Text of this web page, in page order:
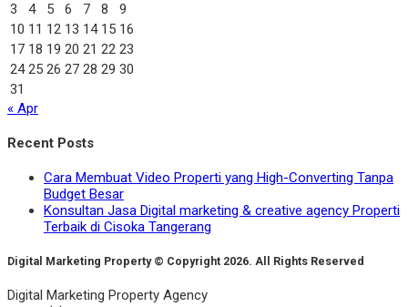
3
4 5 6 7 8
9
10 11 12 13 14 15 16
17 18 19 20 21 22 23
24 25 26 27 28 29 30
31
« Apr
Recent Posts
Cara Membuat Video Properti yang High-Converting Tanpa
Budget Besar
Konsultan Jasa Digital marketing & creative agency Properti
Terbaik di Cisoka Tangerang
Digital Marketing Property © Copyright 2026. All Rights Reserved
Digital Marketing Property Agency